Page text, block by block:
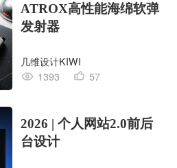
ATROX高性能海绵软弹
发射器
几维设计KIWI
1393
57
2026 | 个人网站2.0前后
台设计